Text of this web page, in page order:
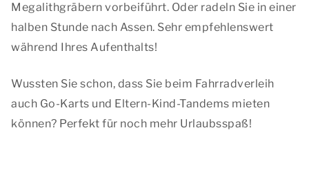
Megalithgräbern vorbeiführt. Oder radeln Sie in einer
halben Stunde nach Assen. Sehr empfehlenswert
während Ihres Aufenthalts!
Wussten Sie schon, dass Sie beim Fahrradverleih
auch Go-Karts und Eltern-Kind-Tandems mieten
können? Perfekt für noch mehr Urlaubsspaß!